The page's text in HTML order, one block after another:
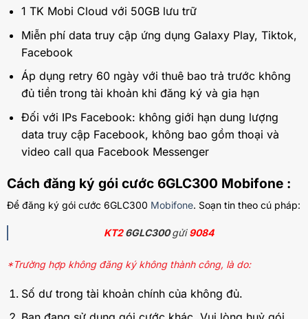
1 TK Mobi Cloud với 50GB lưu trữ
Miễn phí data truy cập ứng dụng Galaxy Play, Tiktok,
Facebook
Áp dụng retry 60 ngày với thuê bao trả trước không
đủ tiền trong tài khoản khi đăng ký và gia hạn
Đối với IPs Facebook: không giới hạn dung lượng
data truy cập Facebook, không bao gồm thoại và
video call qua Facebook Messenger
Cách đăng ký gói cước 6GLC300 Mobifone :
Để đăng ký gói cước 6GLC300 Mobifone. Soạn tin theo cú pháp:
KT26GLC300gửi9084
*Trường hợp không đăng ký không thành công, là do:
Số dư trong tài khoản chính của không đủ.